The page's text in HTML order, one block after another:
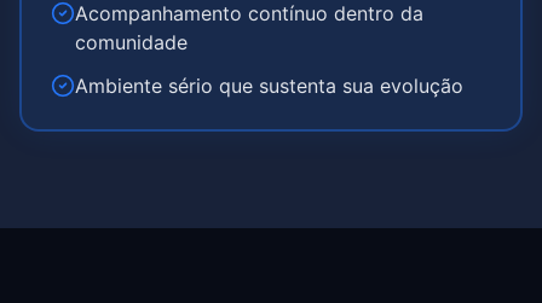
Acompanhamento contínuo dentro da
comunidade
Ambiente sério que sustenta sua evolução